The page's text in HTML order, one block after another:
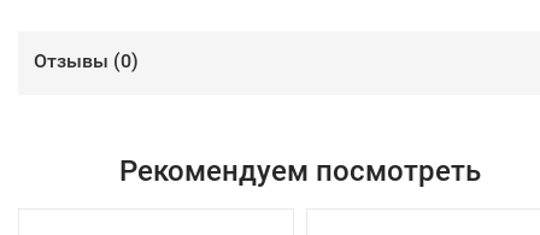
Отзывы (0)
Рекомендуем посмотреть